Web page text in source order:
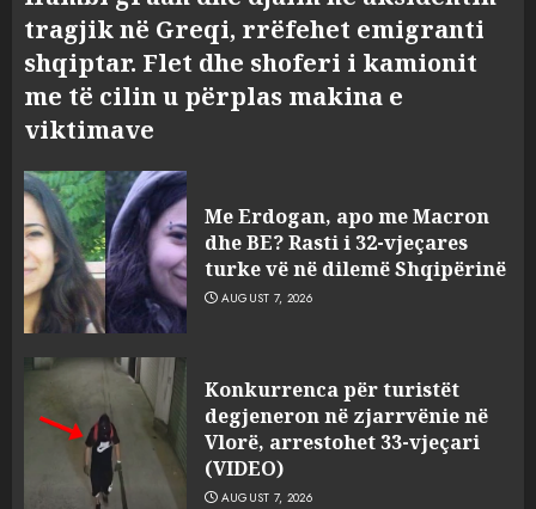
tragjik në Greqi, rrëfehet emigranti
shqiptar. Flet dhe shoferi i kamionit
me të cilin u përplas makina e
viktimave
Me Erdogan, apo me Macron
dhe BE? Rasti i 32-vjeçares
turke vë në dilemë Shqipërinë
AUGUST 7, 2026
Konkurrenca për turistët
degjeneron në zjarrvënie në
Vlorë, arrestohet 33-vjeçari
(VIDEO)
AUGUST 7, 2026